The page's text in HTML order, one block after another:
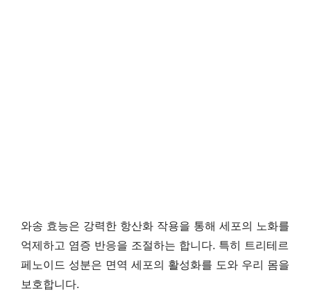
와송 효능은 강력한 항산화 작용을 통해 세포의 노화를
억제하고 염증 반응을 조절하는 합니다. 특히 트리테르
페노이드 성분은 면역 세포의 활성화를 도와 우리 몸을
보호합니다.